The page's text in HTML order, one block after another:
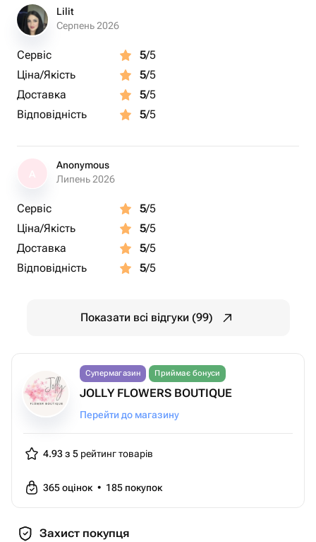
Lilit
Серпень 2026
Сервіс 5/5
Ціна/Якість
5/5
Доставка
5/5
Відповідність
5/5
Anonymous
Липень 2026
Сервіс 5/5
Ціна/Якість
5/5
Доставка
5/5
Відповідність
5/5
Показати всі відгуки (99)
Супермагазин Приймає бонуси
JOLLY FLOWERS BOUTIQUE
Перейти до магазину
4.93 з 5 рейтинг товарів
365оцінок • 185 покупок
Захист покупця